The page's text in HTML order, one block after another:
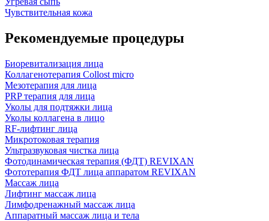
Чувствительная кожа
Рекомендуемые процедуры
Биоревитализация лица
Коллагенотерапия Collost micro
Мезотерапия для лица
PRP терапия для лица
Уколы для подтяжки лица
Уколы коллагена в лицо
RF-лифтинг лица
Микротоковая терапия
Ультразвуковая чистка лица
Фотодинамическая терапия (ФДТ) REVIXAN
Фототерапия ФДТ лица аппаратом REVIXAN
Массаж лица
Лифтинг массаж лица
Лимфодренажный массаж лица
Аппаратный массаж лица и тела